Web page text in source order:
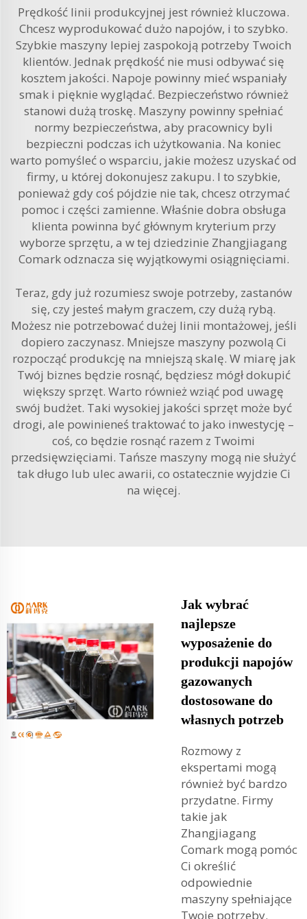
Prędkość linii produkcyjnej jest również kluczowa.
Chcesz wyprodukować dużo napojów, i to szybko.
Szybkie maszyny lepiej zaspokoją potrzeby Twoich
klientów. Jednak prędkość nie musi odbywać się
kosztem jakości. Napoje powinny mieć wspaniały
smak i pięknie wyglądać. Bezpieczeństwo również
stanowi dużą troskę. Maszyny powinny spełniać
normy bezpieczeństwa, aby pracownicy byli
bezpieczni podczas ich użytkowania. Na koniec
warto pomyśleć o wsparciu, jakie możesz uzyskać od
firmy, u której dokonujesz zakupu. I to szybkie,
ponieważ gdy coś pójdzie nie tak, chcesz otrzymać
pomoc i części zamienne. Właśnie dobra obsługa
klienta powinna być głównym kryterium przy
wyborze sprzętu, a w tej dziedzinie Zhangjiagang
Comark odznacza się wyjątkowymi osiągnięciami.
Teraz, gdy już rozumiesz swoje potrzeby, zastanów
się, czy jesteś małym graczem, czy dużą rybą.
Możesz nie potrzebować dużej linii montażowej, jeśli
dopiero zaczynasz. Mniejsze maszyny pozwolą Ci
rozpocząć produkcję na mniejszą skalę. W miarę jak
Twój biznes będzie rosnąć, będziesz mógł dokupić
większy sprzęt. Warto również wziąć pod uwagę
swój budżet. Taki wysokiej jakości sprzęt może być
drogi, ale powinieneś traktować to jako inwestycję –
coś, co będzie rosnąć razem z Twoimi
przedsięwzięciami. Tańsze maszyny mogą nie służyć
tak długo lub ulec awarii, co ostatecznie wyjdzie Ci
na więcej.
Jak wybrać
najlepsze
wyposażenie do
produkcji napojów
gazowanych
dostosowane do
własnych potrzeb
Rozmowy z
ekspertami mogą
również być bardzo
przydatne. Firmy
takie jak
Zhangjiagang
Comark mogą pomóc
Ci określić
odpowiednie
maszyny spełniające
Twoje potrzeby.